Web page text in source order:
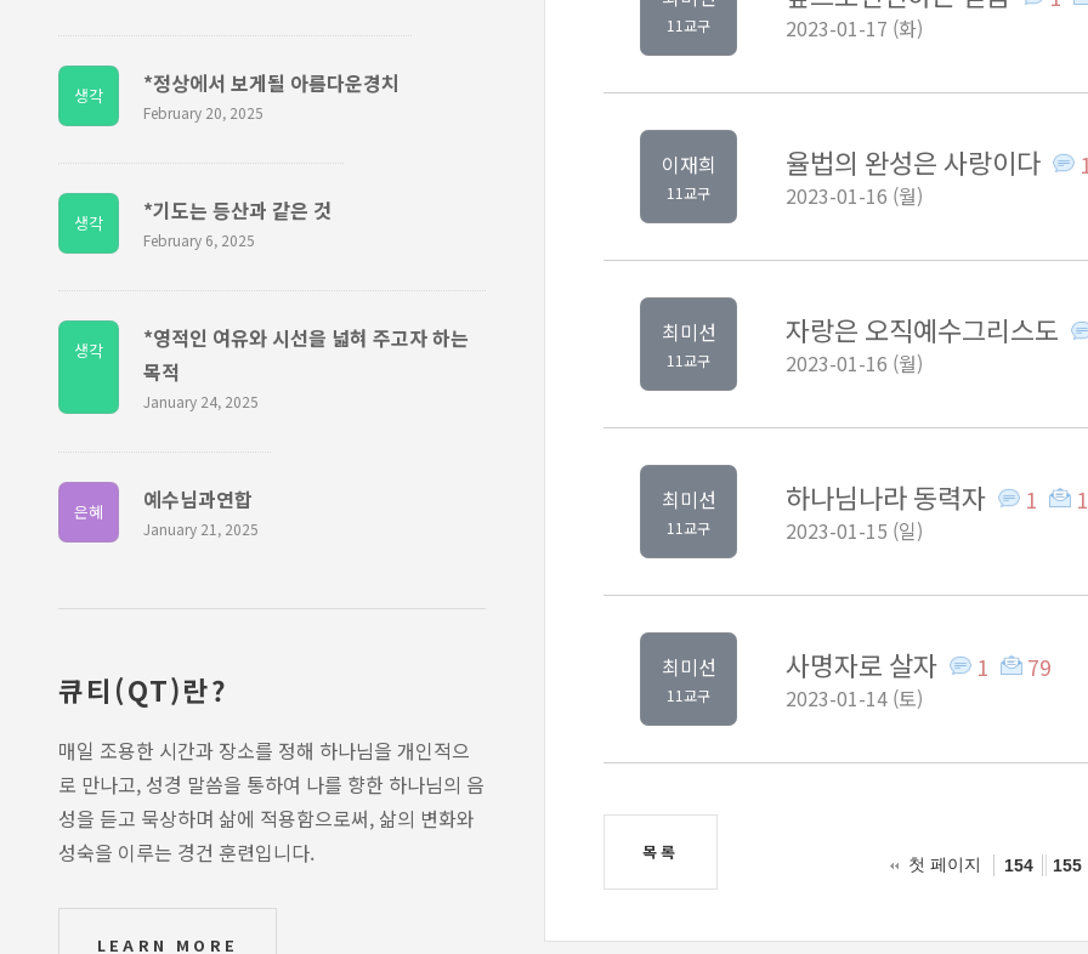
11교구 2023-01-17 (화)
이재희
11교구
율법의 완성은 사랑이다
2023-01-16 (월)
최미선
11교구
자랑은 오직예수그리스도
2023-01-16 (월)
최미선
11교구
하나님나라 동력자 1
2023-01-15 (일)
최미선
11교구
사명자로 살자 1 79
2023-01-14 (토)
목록
첫 페이지 154 155
생각 *정상에서 보게될 아름다운경치
February 20, 2025
생각 *기도는 등산과 같은 것
February 6, 2025
생각
*영적인 여유와 시선을 넓혀 주고자 하는
목적
January 24, 2025
은혜 예수님과연합
January 21, 2025
큐티(QT)란?
매일 조용한 시간과 장소를 정해 하나님을 개인적으
로 만나고, 성경 말씀을 통하여 나를 향한 하나님의 음
성을 듣고 묵상하며 삶에 적용함으로써, 삶의 변화와
성숙을 이루는 경건 훈련입니다.
LEARN MORE